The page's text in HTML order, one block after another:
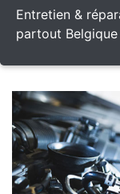
Entretien &
partout Belgique